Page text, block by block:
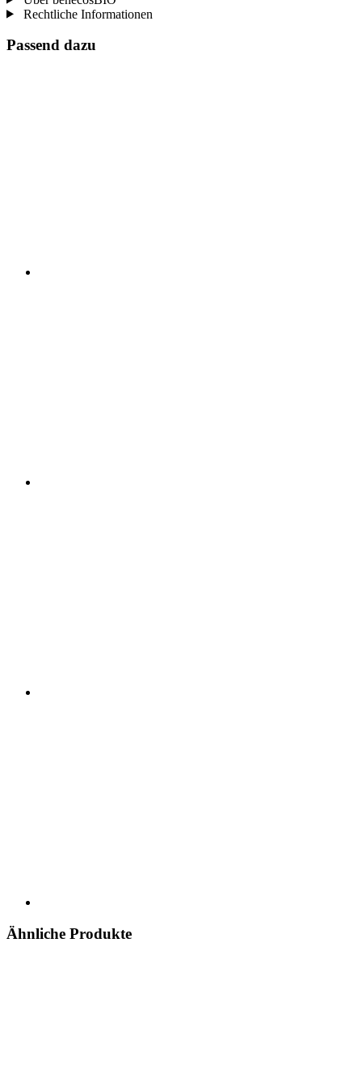
Rechtliche Informationen
Passend dazu
Ähnliche Produkte